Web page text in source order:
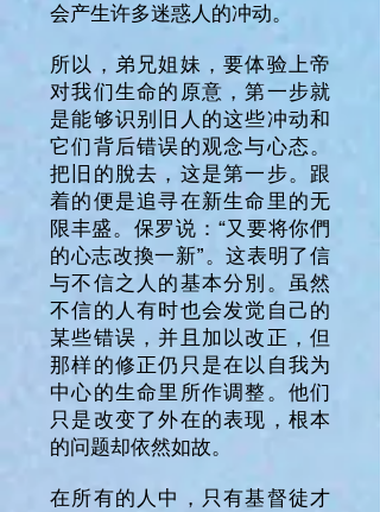
会产生许多迷惑人的冲动。
所以，弟兄姐妹，要体验上帝
对我们生命的原意，第一步就
是能够识别旧人的这些冲动和
它们背后错误的观念与心态。
把旧的脫去，这是第一步。跟
着的便是追寻在新生命里的无
限丰盛。保罗说：“又要将你們
的心志改換一新”。这表明了信
与不信之人的基本分別。虽然
不信的人有时也会发觉自己的
某些错误，并且加以改正，但
那样的修正仍只是在以自我为
中心的生命里所作调整。他们
只是改变了外在的表现，根本
的问题却依然如故。
在所有的人中，只有基督徒才